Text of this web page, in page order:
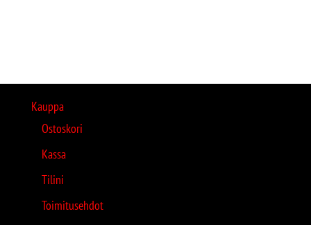
Kauppa
Ostoskori
Kassa
Tilini
Toimitusehdot